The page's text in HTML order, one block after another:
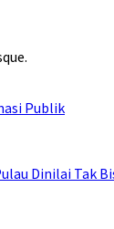
Publik
Dinilai Tak